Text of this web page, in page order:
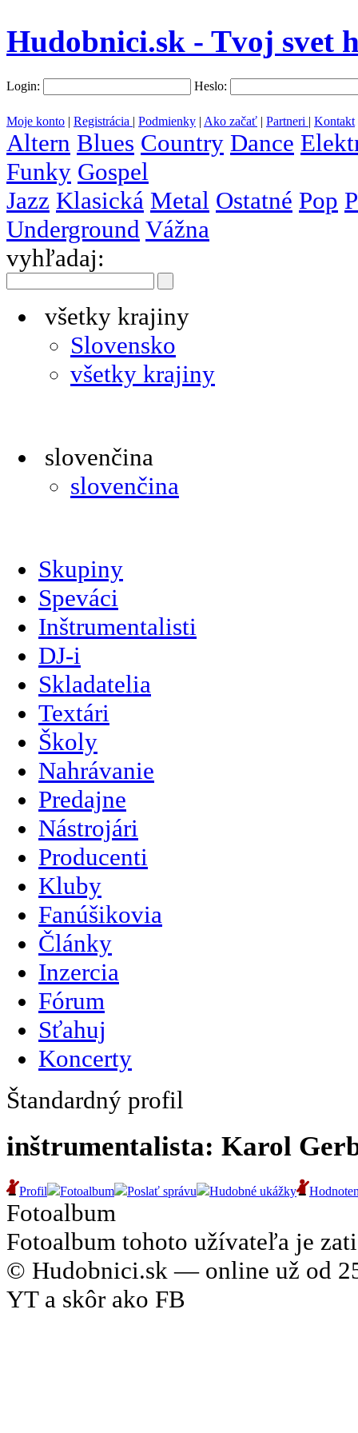
Hudobnici.sk - Tvoj svet
Login: Heslo:
Moje konto | Registrácia | Podmienky | Ako začať | Partneri | Kontakt
Altern Blues Country Dance
Funky Gospel
Jazz Klasická Metal Ostatné Pop
Underground Vážna
vyhľadaj:
všetky krajiny
Slovensko
všetky krajiny
slovenčina
slovenčina
Skupiny
Speváci
Inštrumentalisti
DJ-i
Skladatelia
Textári
Školy
Nahrávanie
Predajne
Nástrojári
Producenti
Kluby
Fanúšikovia
Články
Inzercia
Fórum
Sťahuj
Koncerty
Štandardný profil
inštrumentalista: Karol
Profil Fotoalbum Poslať správu Hudobné ukážky
Fotoalbum
Fotoalbum tohoto užívateľa je
© Hudobnici.sk — online už od
YT a skôr ako FB